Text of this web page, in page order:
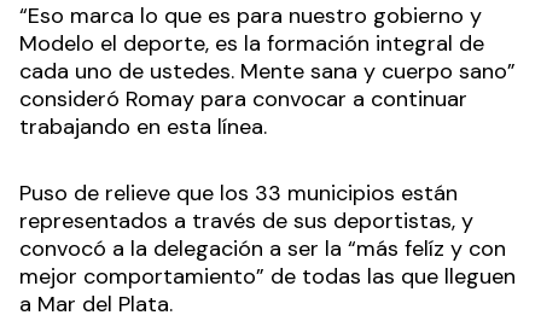
“Eso marca lo que es para nuestro gobierno y
Modelo el deporte, es la formación integral de
cada uno de ustedes. Mente sana y cuerpo sano”
consideró Romay para convocar a continuar
trabajando en esta línea.
Puso de relieve que los 33 municipios están
representados a través de sus deportistas, y
convocó a la delegación a ser la “más felíz y con
mejor comportamiento” de todas las que lleguen
a Mar del Plata.